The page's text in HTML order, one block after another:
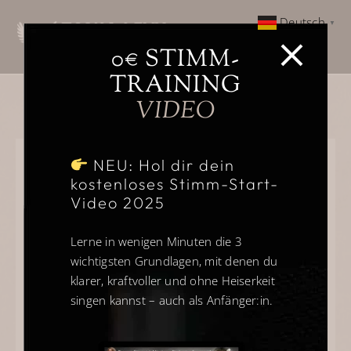
Inhalt
Gesangsausbildung
Weitere Ausbildungen
Kundenstimmen
SINGEN WIE EIN
PROFI-KI
29,90€
Kein Mehrwertsteuerausweis, da Kleinunternehmer nach
§19 (1) UStG.
0€ STIMM-
TRAINING
VIDEO
NEU: Hol dir dein
kostenloses Stimm-Start-
Video 2025
Lerne in wenigen Minuten die 3
wichtigsten Grundlagen, mit denen du
klarer, kraftvoller und ohne Heiserkeit
singen kannst – auch als Anfänger:in.
Deutsch ▼